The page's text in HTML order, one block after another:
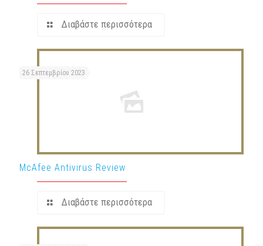
Διαβάστε περισσότερα
26 Σεπτεμβρίου 2023
McAfee Antivirus Review
Διαβάστε περισσότερα